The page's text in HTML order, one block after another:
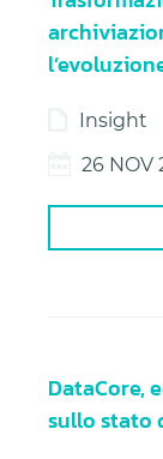
Insight
26 NOV
DataCore,
sullo stato